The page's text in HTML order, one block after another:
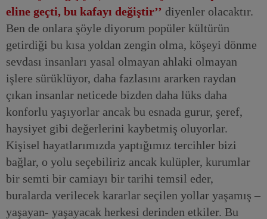
eline geçti, bu kafayı değiştir’’ diyenler olacaktır.
Ben de onlara şöyle diyorum popüler kültürün
getirdiği bu kısa yoldan zengin olma, köşeyi dönme
sevdası insanları yasal olmayan ahlaki olmayan
işlere sürüklüyor, daha fazlasını ararken raydan
çıkan insanlar neticede bizden daha lüks daha
konforlu yaşıyorlar ancak bu esnada gurur, şeref,
haysiyet gibi değerlerini kaybetmiş oluyorlar.
Kişisel hayatlarımızda yaptığımız tercihler bizi
bağlar, o yolu seçebiliriz ancak kulüpler, kurumlar
bir semti bir camiayı bir tarihi temsil eder,
buralarda verilecek kararlar seçilen yollar yaşamış –
yaşayan- yaşayacak herkesi derinden etkiler. Bu